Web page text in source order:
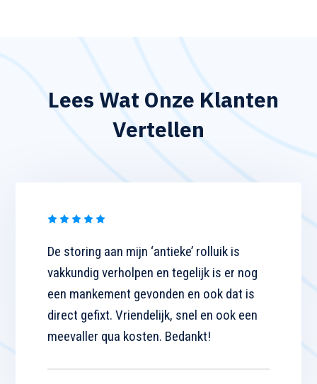
Lees Wat Onze Klanten
Vertellen
De storing aan mijn ‘antieke’ rolluik is
vakkundig verholpen en tegelijk is er nog
een mankement gevonden en ook dat is
direct gefixt. Vriendelijk, snel en ook een
meevaller qua kosten. Bedankt!